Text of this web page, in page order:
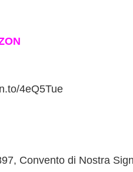
4eQ5Tue
Convento di Nostra